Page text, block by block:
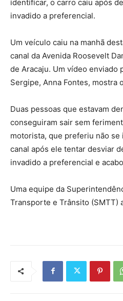
identificar, o carro caiu após
invadido a preferencial.
Um veículo caiu na manhã
canal da Avenida Roosevelt
de Aracaju. Um vídeo enviado
Sergipe, Anna Fontes, mostra
Duas pessoas que estavam
conseguiram sair sem
motorista, que preferiu não
canal após ele tentar desviar
invadido a preferencial e
Uma equipe da
Transporte e Trânsito (SMTT)